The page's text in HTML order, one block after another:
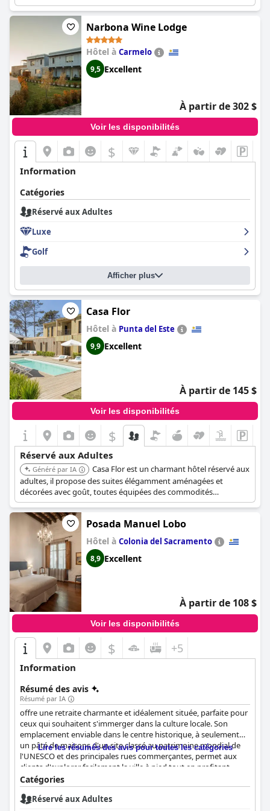
apéritifs au coucher du soleil et dispose de deux excellents
restaurants, garantissant une expérience relaxante et exclusive.
Narbona Wine Lodge
Hôtel à Carmelo
9,5 Excellent
À partir de 302 $
Voir les disponibilités
$
Information
Catégories
Réservé aux Adultes
Luxe
Golf
Afficher plus
Casa Flor
Hôtel à Punta del Este
9,9 Excellent
À partir de 145 $
Voir les disponibilités
$
Réservé aux Adultes
Généré par IA
Casa Flor est un charmant hôtel réservé aux
adultes, il propose des suites élégamment aménagées et
décorées avec goût, toutes équipées des commodités
nécessaires pour assurer un séjour des plus relaxants et
agréables.
Posada Manuel Lobo
Hôtel à Colonia del Sacramento
8,9 Excellent
À partir de 108 $
Voir les disponibilités
$ +5
Information
Résumé des avis
Résumé par IA
offre une retraite charmante et idéalement située, parfaite pour
ceux qui souhaitent s'immerger dans la culture locale. Son
emplacement enviable dans le centre historique, à seulement
un pâté de maisons d'un site classé au patrimoine mondial de
l'UNESCO et des principales rues commerçantes, permet aux
clients d'explorer facilement la ville à pied tout en profitant
d'une ambiance paisible et tranquille. L'auberge est très
appréciée pour son confort et sa propreté, mis en valeur par des
chambres spacieuses et une expérience de petit-déjeuner
Lire les résumés des avis pour toutes les catégories
Catégories
Réservé aux Adultes